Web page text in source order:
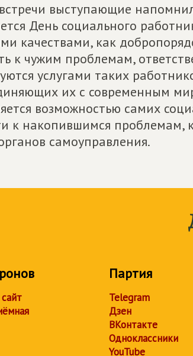
выступающие
День социального
качествами, как
к чужим проблемам,
услугами таких
их с современным
возможностью самих
к накопившимся проблемам,
самоуправления.
Партия
Telegram
Дзен
ВКонтакте
Одноклассники
YouTube